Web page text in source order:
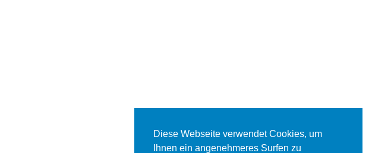
Diese Webseite verwendet Cookies, um
Ihnen ein angenehmeres Surfen zu